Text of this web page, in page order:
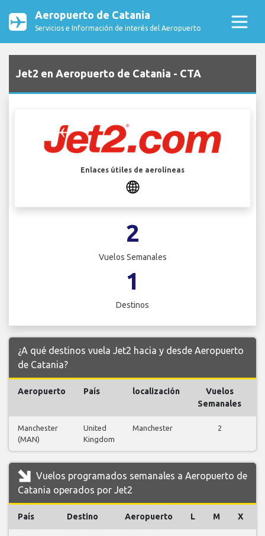
Aeropuerto de Catania
Servicios e Información de interés del Aeropuerto
Jet2 en Aeropuerto de Catania - CTA
Enlaces útiles de aerolíneas
2
Vuelos Semanales
1
Destinos
¿A qué destinos vuela Jet2 hacia y desde Aeropuerto
de Catania?
Aeropuerto País localización
Vuelos
Semanales
Manchester
(MAN)
United
Kingdom
Manchester
2
Vuelos programados semanales a Aeropuerto de
Catania operados por Jet2
País Destino Aeropuerto L M X